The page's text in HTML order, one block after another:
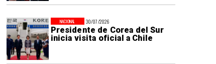
30/07/2026
Presidente de Corea del Sur
inicia visita oficial a Chile
NACIONAL